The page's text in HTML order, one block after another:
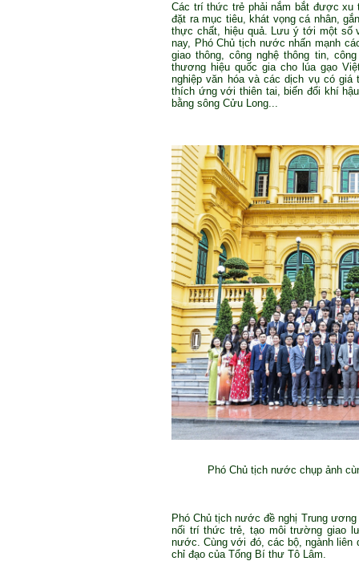
Các trí thức trẻ phải nắm bắt được xu
đặt ra mục tiêu, khát vọng cá nhân,
thực chất, hiệu quả. Lưu ý tới một số
nay, Phó Chủ tịch nước nhấn mạnh
giao thông, công nghệ thông tin,
thương hiệu quốc gia cho lúa gạo
nghiệp văn hóa và các dịch vụ có
thích ứng với thiên tai, biến đổi khí
bằng sông Cửu Long...
Phó Chủ tịch nước chụp ảnh
Phó Chủ tịch nước đề nghị Trung
nối trí thức trẻ, tạo môi trường giao
nước. Cùng với đó, các bộ, ngành liên
chỉ đạo của Tổng Bí thư Tô Lâm.